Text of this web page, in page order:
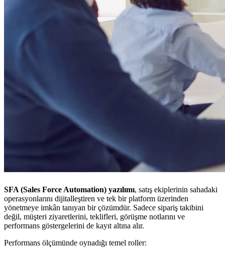
SFA (Sales Force Automation) yazılımı, satış ekiplerinin sahadaki
operasyonlarını dijitalleştiren ve tek bir platform üzerinden
yönetmeye imkân tanıyan bir çözümdür. Sadece sipariş takibini
değil, müşteri ziyaretlerini, teklifleri, görüşme notlarını ve
performans göstergelerini de kayıt altına alır.
Performans ölçümünde oynadığı temel roller: